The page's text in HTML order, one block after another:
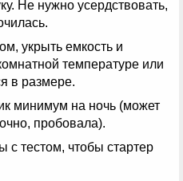
Не нужно усердствовать,
укрыть емкость и
температуре или
в размере.
минимум на ночь (может
пробовала).
с тестом, чтобы стартер